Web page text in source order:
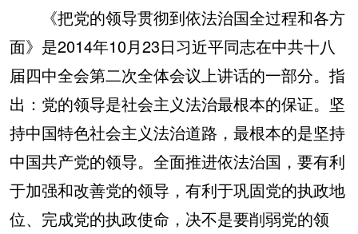
《把党的领导贯彻到依法治国全过程和各方
面》是2014年10月23日习近平同志在中共十八
届四中全会第二次全体会议上讲话的一部分。指
出：党的领导是社会主义法治最根本的保证。坚
持中国特色社会主义法治道路，最根本的是坚持
中国共产党的领导。全面推进依法治国，要有利
于加强和改善党的领导，有利于巩固党的执政地
位、完成党的执政使命，决不是要削弱党的领